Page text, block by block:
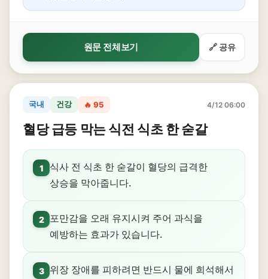
원문 전체보기 🔗 공유
국내 건강 🔥 95 4/12 06:00
혈당 급등 막는 식전 식초 한 숟갈
1
식사 전 식초 한 숟갈이 혈당의 급격한
상승을 막아줍니다.
2
포만감을 오래 유지시켜 주어 과식을
예방하는 효과가 있습니다.
3
위장 장애를 피하려면 반드시 물에 희석해서